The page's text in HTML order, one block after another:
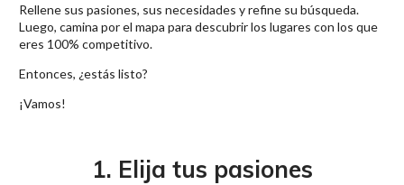
Rellene sus pasiones, sus necesidades y refine su búsqueda.
Luego, camina por el mapa para descubrir los lugares con los que
eres 100% competitivo.
Entonces, ¿estás listo?
¡Vamos!
1. Elija tus pasiones